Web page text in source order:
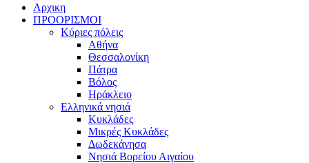
Αρχικη
ΠΡΟΟΡΙΣΜΟΙ
Κύριες πόλεις
Αθήνα
Θεσσαλονίκη
Πάτρα
Βόλος
Ηράκλειο
Ελληνικά νησιά
Κυκλάδες
Μικρές Κυκλάδες
Δωδεκάνησα
Νησιά Βορείου Αιγαίου